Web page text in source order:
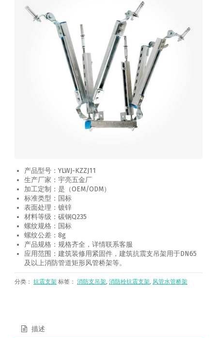
产品型号：YLWJ-KZZJ11
生产厂家：宇亮五金厂
加工定制：是（OEM/ODM）
标准类型：国标
表面处理：镀锌
材料等级：碳钢Q235
螺纹规格：国标
螺纹公差：8g
产品规格：规格齐全，详情联系客服
应用范围：建筑装修用紧固件，建筑抗震支吊架用于DN65
及以上消防管道矩形风管桥架等。
分类： 抗震支架 标签： 消防支吊架, 消防栓抗震支架, 风管水管桥架
描述